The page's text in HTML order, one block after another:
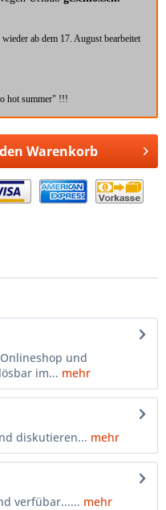
ab dem 17. August bearbeitet
hot summer" !!!
Warenkorb
und
im... mehr
diskutieren... mehr
verfübar...... mehr